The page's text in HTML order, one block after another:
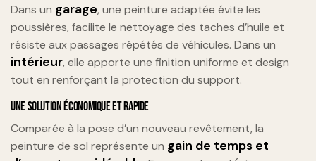
Dans un garage, une peinture adaptée évite les
poussières, facilite le nettoyage des taches d’huile et
résiste aux passages répétés de véhicules. Dans un
intérieur, elle apporte une finition uniforme et design
tout en renforçant la protection du support.
UNE SOLUTION ÉCONOMIQUE ET RAPIDE
Comparée à la pose d’un nouveau revêtement, la
peinture de sol représente un gain de temps et